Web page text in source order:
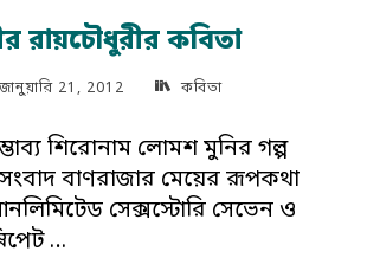
রায়চৌধুরীর কবিতা
জানুয়ারি 21, 2012 কবিতা
শিরোনাম লোমশ মুনির গল্প
বাণরাজার মেয়ের রূপকথা
সেক্সস্টোরি সেভেন ও
…